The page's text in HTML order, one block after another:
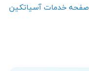
صفحه خدمات آسیاتکین